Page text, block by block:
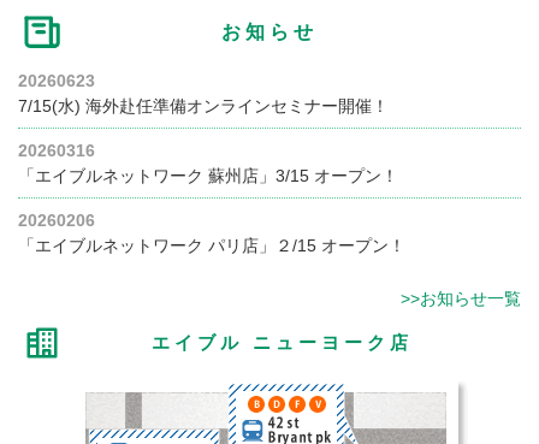
お知らせ
20260623
7/15(水) 海外赴任準備オンラインセミナー開催！
20260316
「エイブルネットワーク 蘇州店」3/15 オープン！
20260206
「エイブルネットワーク パリ店」２/15 オープン！
>>お知らせ一覧
エイブル ニューヨーク店